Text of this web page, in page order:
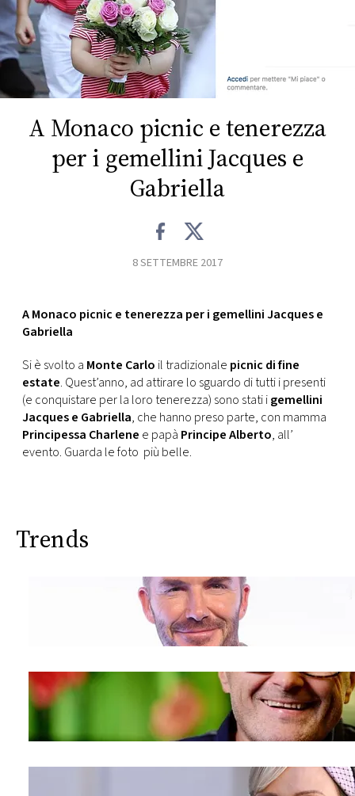
FOTO
CONCORSI
EVENTI
VIDEO
CONSIGLIA
A Monaco picnic e tenerezza
per i gemellini Jacques e
Gabriella
8 SETTEMBRE 2017
A Monaco picnic e tenerezza per i gemellini Jacques e
Gabriella
Si è svolto a Monte Carlo il tradizionale picnic di fine
estate. Quest’anno, ad attirare lo sguardo di tutti i presenti
(e conquistare per la loro tenerezza) sono stati igemellini
Jacques e Gabriella, che hanno preso parte, con mamma
Principessa Charlene e papà Principe Alberto, all’
evento. Guarda le foto più belle.
Trends